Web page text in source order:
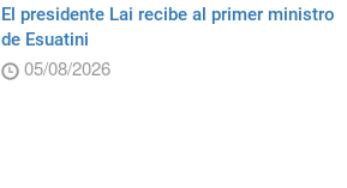
El presidente Lai recibe al primer ministro
de Esuatini
05/08/2026